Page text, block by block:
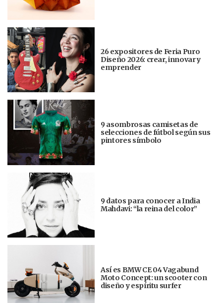
26 expositores de Feria Puro
Diseño 2026: crear, innovar y
emprender
9 asombrosas camisetas de
selecciones de fútbol según sus
pintores símbolo
9 datos para conocer a India
Mahdavi: “la reina del color”
Así es BMW CE 04 Vagabund
Moto Concept: un scooter con
diseño y espíritu surfer